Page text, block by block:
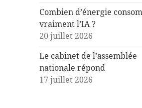
Combien d’énergie
vraiment l’IA ?
20 juillet 2026
Le cabinet de l’assemblée
nationale répond
17 juillet 2026